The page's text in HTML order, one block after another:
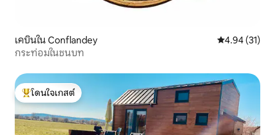
เคบินใน Conflandey คะแนนเฉลี่ย
4.94 (31)
กระท่อมในชนบท
โดนใจเกสต์ที่สุด
โดนใจเกสต์